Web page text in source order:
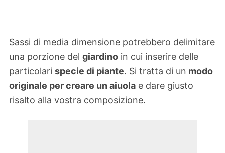
Sassi di media dimensione potrebbero delimitare
una porzione del giardino in cui inserire delle
particolari specie di piante. Si tratta di un modo
originale per creare un aiuola e dare giusto
risalto alla vostra composizione.